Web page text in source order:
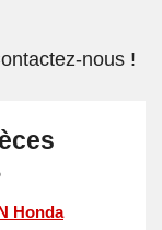
nous !
Honda